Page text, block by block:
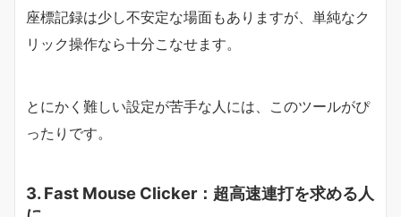
座標記録は少し不安定な場面もありますが、単純なク
リック操作なら十分こなせます。
とにかく難しい設定が苦手な人には、このツールがぴ
ったりです。
3. Fast Mouse Clicker：超高速連打を求める人